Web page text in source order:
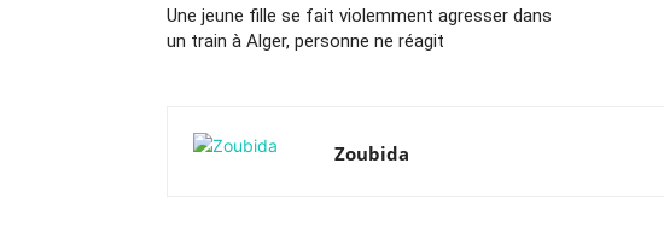
Une jeune fille se fait violemment agresser dans
un train à Alger, personne ne réagit
Zoubida